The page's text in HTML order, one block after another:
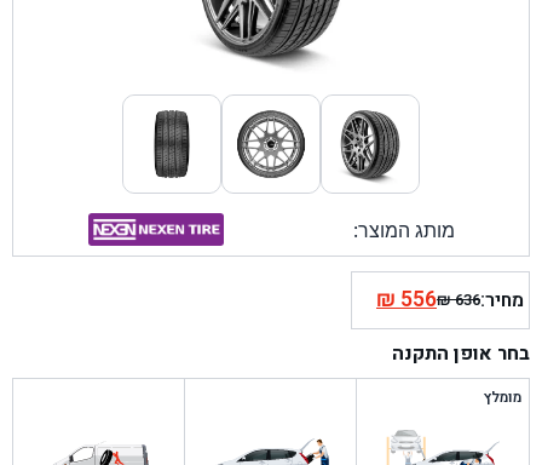
מותג המוצר:
מחיר: ₪636
המחיר
המקורי
היה:
₪556המחיר
הנוכחי
הוא:
בחר אופן התקנה
מומלץ